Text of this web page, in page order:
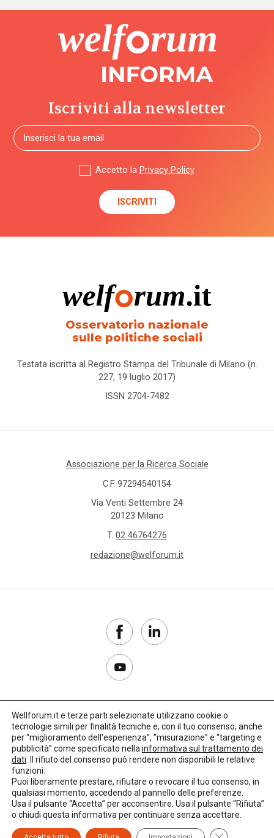
Iscriviti alla newsletter
Accetto la Privacy Policy
Osservatorio nazionale
sulle politiche sociali
Testata iscritta al Registro Stampa del Tribunale di Milano (n.
227, 19 luglio 2017)
ISSN 2704-7482
Associazione per la Ricerca Sociale
C.F. 97294540154
Via Venti Settembre 24
20123 Milano
T. 02 46764276
redazione@welforum.it
Copyright 2017–2026
Privacy Policy
Credits: LO Studio
Wellforum.it e terze parti selezionate utilizzano cookie o
tecnologie simili per finalità tecniche e, con il tuo consenso, anche
per “miglioramento dell'esperienza”, “misurazione” e “targeting e
pubblicità” come specificato nella informativa sul trattamento dei
dati . Il rifiuto del consenso può rendere non disponibili le relative
funzioni.
Puoi liberamente prestare, rifiutare o revocare il tuo consenso, in
qualsiasi momento, accedendo al pannello delle preferenze.
Usa il pulsante “Accetta” per acconsentire. Usa il pulsante “Rifiuta”
o chiudi questa informativa per continuare senza accettare.
Close GDPR